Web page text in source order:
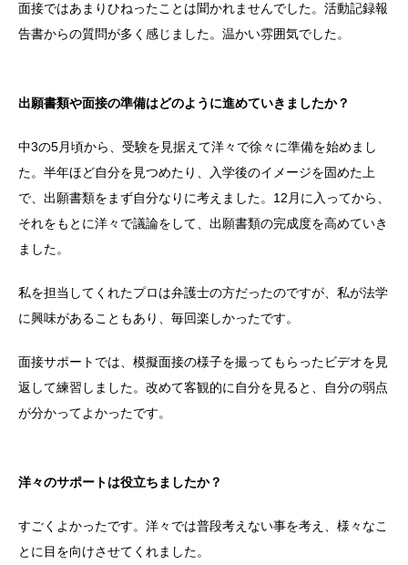
面接ではあまりひねったことは聞かれませんでした。活動記録報
告書からの質問が多く感じました。温かい雰囲気でした。
出願書類や面接の準備はどのように進めていきましたか？
中3の5月頃から、受験を見据えて洋々で徐々に準備を始めまし
た。半年ほど自分を見つめたり、入学後のイメージを固めた上
で、出願書類をまず自分なりに考えました。12月に入ってから、
それをもとに洋々で議論をして、出願書類の完成度を高めていき
ました。
私を担当してくれたプロは弁護士の方だったのですが、私が法学
に興味があることもあり、毎回楽しかったです。
面接サポートでは、模擬面接の様子を撮ってもらったビデオを見
返して練習しました。改めて客観的に自分を見ると、自分の弱点
が分かってよかったです。
洋々のサポートは役立ちましたか？
すごくよかったです。洋々では普段考えない事を考え、様々なこ
とに目を向けさせてくれました。